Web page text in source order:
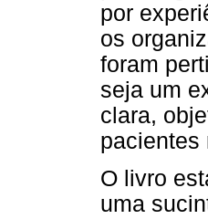
por
os
foram
seja um
clara,
pacientes
O livro
uma